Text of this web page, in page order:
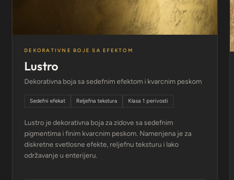
DEKORATIVNE BOJE SA EFEKTOM
Lustro
Dekorativna boja sa sedefnim efektom i kvarcnim peskom
Sedefni efekat Reljefna tekstura Klasa 1 perivosti
Lustro je dekorativna boja za zidove sa sedefnim
pigmentima i finim kvarcnim peskom. Namenjena je za
diskretne svetlosne efekte, reljefnu teksturu i lako
održavanje u enterijeru.